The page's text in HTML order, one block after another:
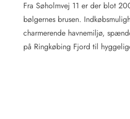
We love people!
Fritidsaktiviteter
Esmark VIP partnerfordele
Esmark KidsVIP
Fra Søholmvej 11 er der blot
bølgernes brusen.
charmerende havnemiljø,
på Ringkøbing Fjord til